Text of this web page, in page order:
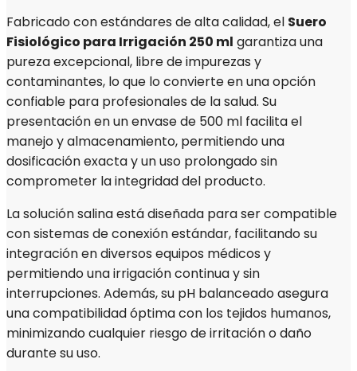
Fabricado con estándares de alta calidad, el Suero
Fisiológico para Irrigación 250 ml garantiza una
pureza excepcional, libre de impurezas y
contaminantes, lo que lo convierte en una opción
confiable para profesionales de la salud. Su
presentación en un envase de 500 ml facilita el
manejo y almacenamiento, permitiendo una
dosificación exacta y un uso prolongado sin
comprometer la integridad del producto.
La solución salina está diseñada para ser compatible
con sistemas de conexión estándar, facilitando su
integración en diversos equipos médicos y
permitiendo una irrigación continua y sin
interrupciones. Además, su pH balanceado asegura
una compatibilidad óptima con los tejidos humanos,
minimizando cualquier riesgo de irritación o daño
durante su uso.